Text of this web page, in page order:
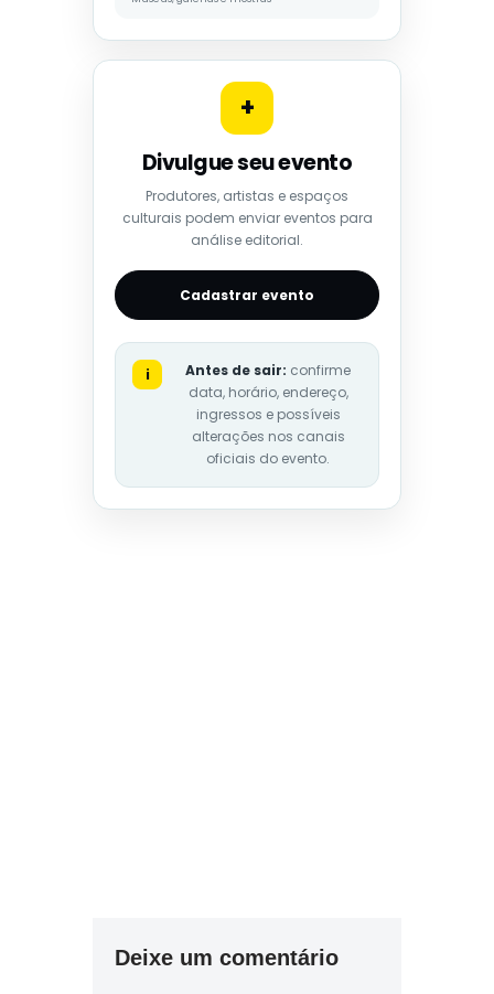
+
Divulgue seu evento
Produtores, artistas e espaços
culturais podem enviar eventos para
análise editorial.
Cadastrar evento
i Antes de sair: confirme
data, horário, endereço,
ingressos e possíveis
alterações nos canais
oficiais do evento.
Deixe um comentário